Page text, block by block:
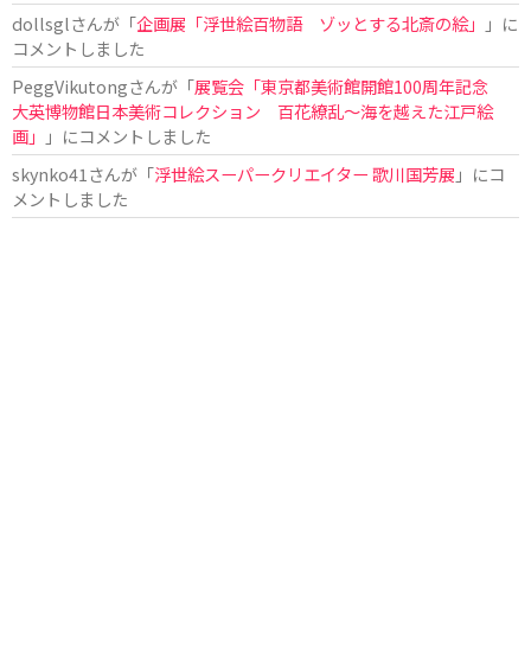
dollsglさんが「企画展「浮世絵百物語 ゾッとする北斎の絵」
」に
コメントしました
PeggVikutongさんが「展覧会「東京都美術館開館100周年記念
大英博物館日本美術コレクション 百花繚乱〜海を越えた江戸絵
画」
」にコメントしました
skynko41 さんが「浮世絵スーパークリエイター 歌川国芳展 」にコ
メントしました